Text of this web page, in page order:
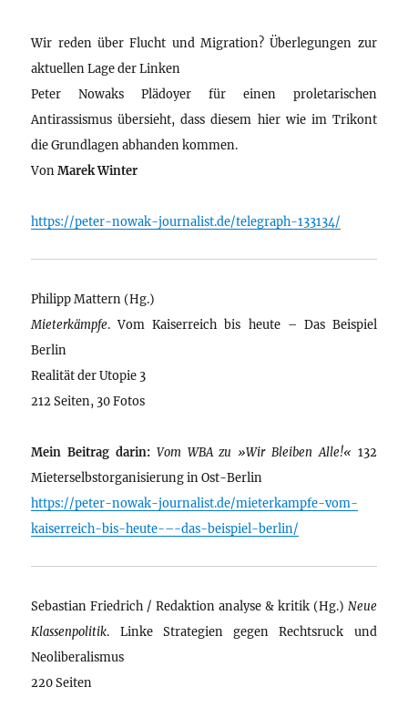
Wir reden über Flucht und Migration? Überlegungen zur
aktuellen Lage der Linken
Peter Nowaks Plädoyer für einen proletarischen
Antirassismus übersieht, dass diesem hier wie im Trikont
die Grundlagen abhanden kommen.
VonMarek Winter
https://peter-nowak-journalist.de/telegraph-133134/
Philipp Mattern (Hg.)
Mieterkämpfe. Vom Kaiserreich bis heute – Das Beispiel
Berlin
Realität der Utopie 3
212 Seiten, 30 Fotos
Mein Beitrag darin: Vom WBA zu »Wir Bleiben Alle!« 132
Mieterselbstorganisierung in Ost-Berlin
https://peter-nowak-journalist.de/mieterkampfe-vom-
kaiserreich-bis-heute-–-das-beispiel-berlin/
Sebastian Friedrich / Redaktion analyse & kritik (Hg.) Neue
Klassenpolitik. Linke Strategien gegen Rechtsruck und
Neoliberalismus
220 Seiten